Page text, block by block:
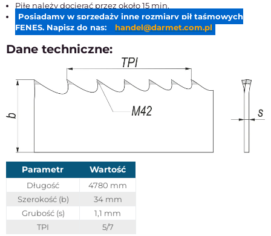
Piłę należy docierać przez około 15 min.
Posiadamy w sprzedaży inne rozmiary pił taśmowych
FENES. Napisz do nas:
handel@darmet.com.pl
Dane techniczne:
Parametr Wartość
Długość
4780 mm
Szerokość (b)
34 mm
Grubość (s)
1,1 mm
TPI
5/7